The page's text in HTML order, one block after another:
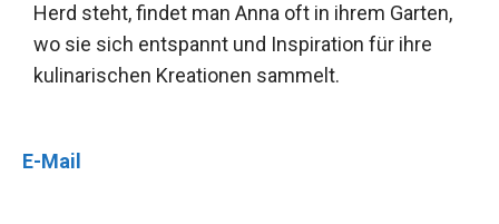
Herd steht, findet man Anna oft in ihrem Garten,
wo sie sich entspannt und Inspiration für ihre
kulinarischen Kreationen sammelt.
E-Mail